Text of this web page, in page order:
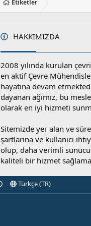
Etiketler
HAKKIMIZDA
2008 yılında kurulan
en aktif Çevre
hayatına devam
dayanan ağımız, bu
olarak en iyi hizmeti
Sitemizde yer alan ve
şartlarına ve kullanıcı
olup, daha verimli
kaliteli bir hizmet
Türkçe (TR)